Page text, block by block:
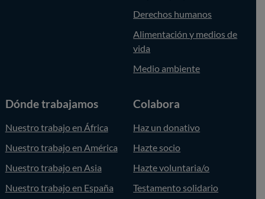
Derechos humanos
Alimentación y medios de
vida
Medio ambiente
Dónde trabajamos
Nuestro trabajo en África
Nuestro trabajo en América
Nuestro trabajo en Asia
Nuestro trabajo en España
Colabora
Haz un donativo
Hazte socio
Hazte voluntaria/o
Testamento solidario